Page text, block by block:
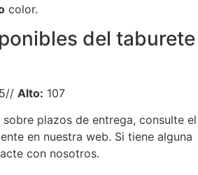
color.
del taburete
Alto: 107
plazos de entrega, consulte el
en nuestra web. Si tiene alguna
con nosotros.